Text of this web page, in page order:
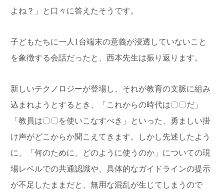
よね？」と口々に答えたそうです。
子どもたちに一人1台端末の意義が浸透していないこと
を象徴する会話だったと、西本先生は振り返ります。
新しいテクノロジーが登場し、それが教育の文脈に組み
込まれようとするとき、「これからの時代は〇〇だ」
「教員は〇〇を使いこなすべき」といった、勇ましい掛
け声がどこからか聞こえてきます。しかし先述したよう
に、「何のために、どのように使うのか」についての現
場レベルでの共通認識や、具体的なガイドラインの提示
が不足したままだと、無用な混乱が生じてしまうので